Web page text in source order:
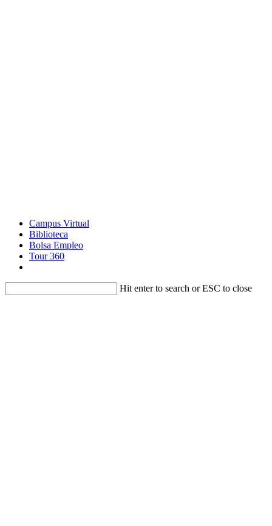
Campus Virtual
Biblioteca
Bolsa Empleo
Tour 360
Hit enter to search or ESC to close